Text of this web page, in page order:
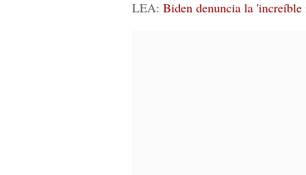
LEA: Biden denuncia la